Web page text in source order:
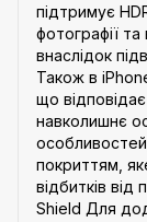
підтримує
фотографії
внаслідок
Також в
що
навколишнє
покриттям,
відбитків
Shield Для